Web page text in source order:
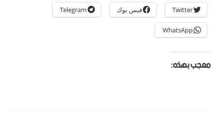
Twitter فيس بوك Telegram
WhatsApp
معجب بهذه: